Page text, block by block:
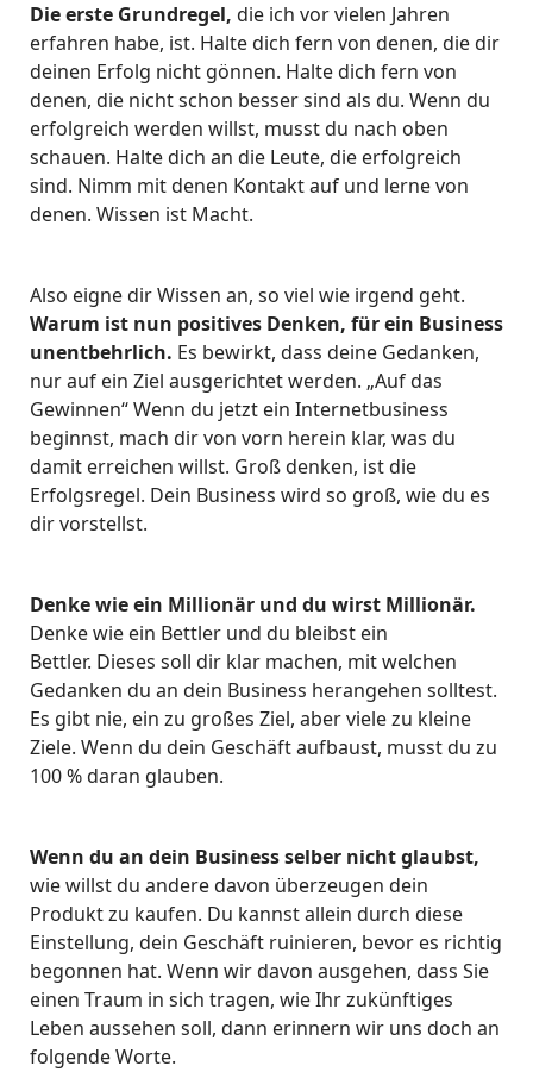
Die erste Grundregel, die ich vor vielen Jahren
erfahren habe, ist. Halte dich fern von denen, die dir
deinen Erfolg nicht gönnen. Halte dich fern von
denen, die nicht schon besser sind als du. Wenn du
erfolgreich werden willst, musst du nach oben
schauen. Halte dich an die Leute, die erfolgreich
sind. Nimm mit denen Kontakt auf und lerne von
denen. Wissen ist Macht.
Also eigne dir Wissen an, so viel wie irgend geht.
Warum ist nun positives Denken, für ein Business
unentbehrlich. Es bewirkt, dass deine Gedanken,
nur auf ein Ziel ausgerichtet werden. „Auf das
Gewinnen“ Wenn du jetzt ein Internetbusiness
beginnst, mach dir von vorn herein klar, was du
damit erreichen willst. Groß denken, ist die
Erfolgsregel. Dein Business wird so groß, wie du es
dir vorstellst.
Denke wie ein Millionär und du wirst Millionär.
Denke wie ein Bettler und du bleibst ein
Bettler. Dieses soll dir klar machen, mit welchen
Gedanken du an dein Business herangehen solltest.
Es gibt nie, ein zu großes Ziel, aber viele zu kleine
Ziele. Wenn du dein Geschäft aufbaust, musst du zu
100 % daran glauben.
Wenn du an dein Business selber nicht glaubst,
wie willst du andere davon überzeugen dein
Produkt zu kaufen. Du kannst allein durch diese
Einstellung, dein Geschäft ruinieren, bevor es richtig
begonnen hat. Wenn wir davon ausgehen, dass Sie
einen Traum in sich tragen, wie Ihr zukünftiges
Leben aussehen soll, dann erinnern wir uns doch an
folgende Worte.